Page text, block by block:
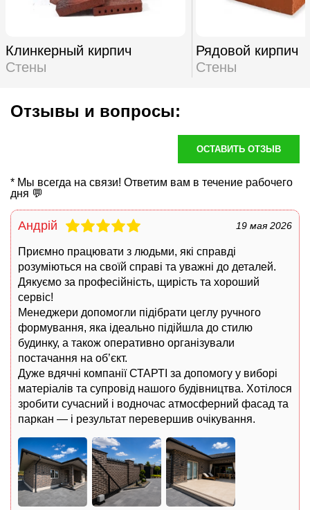
Клинкерный кирпич
Стены
Рядовой кирпич
Стены
Отзывы и вопросы:
ОСТАВИТЬ ОТЗЫВ
* Мы всегда на связи! Ответим вам в течение рабочего
дня 💬
Андрій 19 мая 2026
Дуже вдячні компанії СТАРТІ за допомогу у виборі
матеріалів та супровід нашого будівництва. Хотілося
зробити сучасний і водночас атмосферний фасад та
паркан — і результат перевершив очікування.
Менеджери допомогли підібрати цеглу ручного
формування, яка ідеально підійшла до стилю
будинку, а також оперативно організували
постачання на об’єкт.
Приємно працювати з людьми, які справді
розуміються на своїй справі та уважні до деталей.
Дякуємо за професійність, щирість та хороший
сервіс!